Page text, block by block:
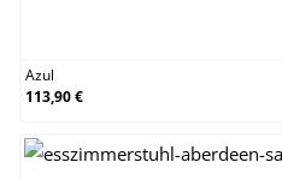
Azul
113,90 €